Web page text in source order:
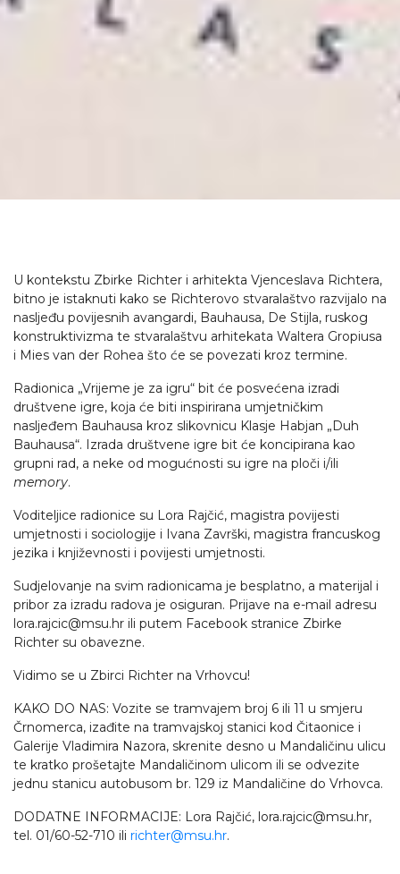
U kontekstu Zbirke Richter i arhitekta Vjenceslava Richtera,
bitno je istaknuti kako se Richterovo stvaralaštvo razvijalo na
nasljeđu povijesnih avangardi, Bauhausa, De Stijla, ruskog
konstruktivizma te stvaralaštvu arhitekata Waltera Gropiusa
i Mies van der Rohea što će se povezati kroz termine.
Radionica „Vrijeme je za igru“ bit će posvećena izradi
društvene igre, koja će biti inspirirana umjetničkim
nasljeđem Bauhausa kroz slikovnicu Klasje Habjan „Duh
Bauhausa“. Izrada društvene igre bit će koncipirana kao
grupni rad, a neke od mogućnosti su igre na ploči i/ili
memory.
Voditeljice radionice su Lora Rajčić, magistra povijesti
umjetnosti i sociologije i Ivana Završki, magistra francuskog
jezika i književnosti i povijesti umjetnosti.
Sudjelovanje na svim radionicama je besplatno, a materijal i
pribor za izradu radova je osiguran. Prijave na e-mail adresu
lora.rajcic@msu.hr ili putem Facebook stranice Zbirke
Richter su obavezne.
Vidimo se u Zbirci Richter na Vrhovcu!
KAKO DO NAS: Vozite se tramvajem broj 6 ili 11 u smjeru
Črnomerca, izađite na tramvajskoj stanici kod Čitaonice i
Galerije Vladimira Nazora, skrenite desno u Mandaličinu ulicu
te kratko prošetajte Mandaličinom ulicom ili se odvezite
jednu stanicu autobusom br. 129 iz Mandaličine do Vrhovca.
DODATNE INFORMACIJE: Lora Rajčić, lora.rajcic@msu.hr,
tel. 01/60-52-710 ili richter@msu.hr.